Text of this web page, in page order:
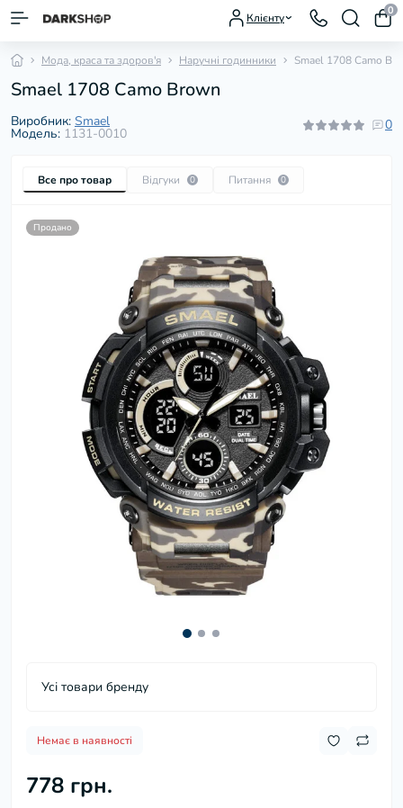
Клієнту
0
Мода, краса та здоров'я Наручні годинники Smael 1708 Camo
Smael 1708 Camo Brown
Виробник: Smael
Модель: 1131-0010
0
Все про товар Відгуки 0 Питання 0
Продано
Усі товари бренду
Немає в наявності
778 грн.